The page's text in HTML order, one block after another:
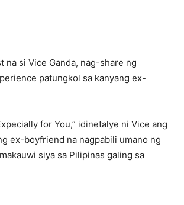
na si Vice Ganda, nag-share ng
patungkol sa kanyang ex-
for You,” idinetalye ni Vice ang
ex-boyfriend na nagpabili umano ng
siya sa Pilipinas galing sa